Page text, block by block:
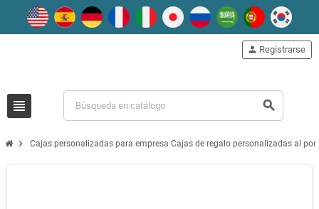
view_headline search
person Registrarse
chevron_right Cajas personalizadas para empresa Cajas de regalo personalizadas al por